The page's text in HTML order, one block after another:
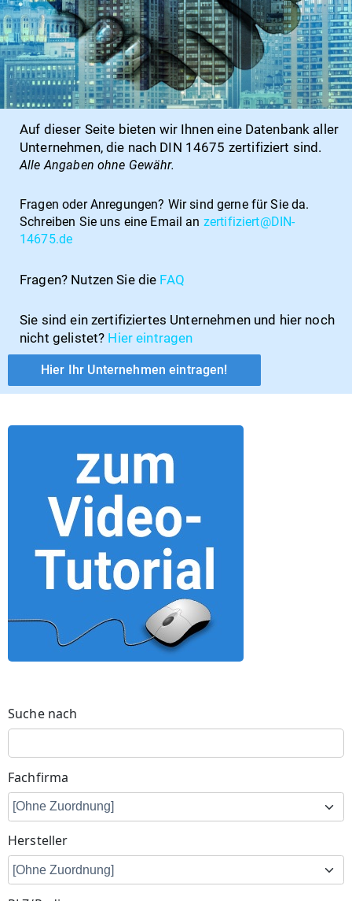
Auf dieser Seite bieten wir Ihnen eine Datenbank aller
Unternehmen, die nach DIN 14675 zertifiziert sind.
Alle Angaben ohne Gewähr.
Fragen oder Anregungen? Wir sind gerne für Sie da.
Schreiben Sie uns eine Email an zertifiziert@DIN-
14675.de
Fragen? Nutzen Sie die FAQ
Sie sind ein zertifiziertes Unternehmen und hier noch
nicht gelistet? Hier eintragen
Hier Ihr Unternehmen eintragen!
Suche nach
Fachfirma
Hersteller